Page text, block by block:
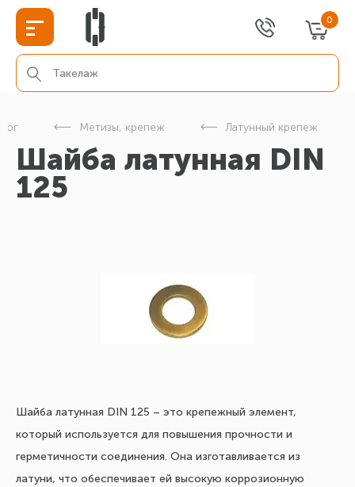
0
Метизы, крепеж Латунный крепеж
Шайба латунная DIN
125
Шайба латунная DIN 125 – это крепежный элемент,
который используется для повышения прочности и
герметичности соединения. Она изготавливается из
латуни, что обеспечивает ей высокую коррозионную